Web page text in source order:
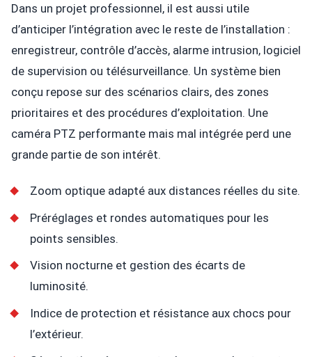
Dans un projet professionnel, il est aussi utile
d’anticiper l’intégration avec le reste de l’installation :
enregistreur, contrôle d’accès, alarme intrusion, logiciel
de supervision ou télésurveillance. Un système bien
conçu repose sur des scénarios clairs, des zones
prioritaires et des procédures d’exploitation. Une
caméra PTZ performante mais mal intégrée perd une
grande partie de son intérêt.
Zoom optique adapté aux distances réelles du site.
Préréglages et rondes automatiques pour les
points sensibles.
Vision nocturne et gestion des écarts de
luminosité.
Indice de protection et résistance aux chocs pour
l’extérieur.